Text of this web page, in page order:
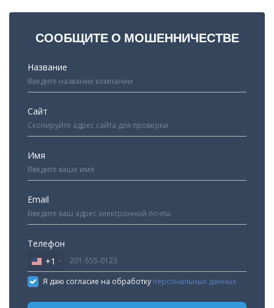
СООБЩИТЕ О МОШЕННИЧЕСТВЕ
Название
Сайт
Имя
Email
Телефон
United
States
+1
+1
Я даю согласие на обработку персональных данных